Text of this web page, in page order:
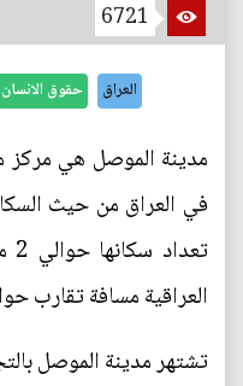
6721
العراق حقوق الانسان
مدينة الموصل هي مركز
في العراق من حيث
العراقية مسافة تقارب حوالي
تشتهر مدينة الموصل